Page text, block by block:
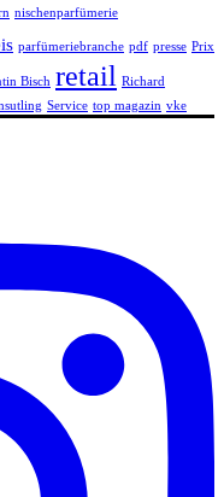
nischenparfümerie
parfümeriebranche pdf presse Prix
Bisch retail Richard
Service top magazin vke